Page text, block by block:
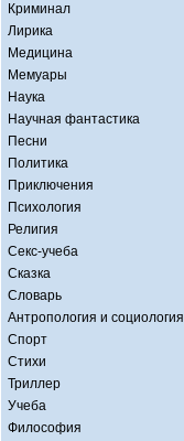
Криминал
Лирика
Медицина
Мемуары
Наука
Научная фантастика
Песни
Политика
Приключения
Психология
Религия
Секс-учеба
Сказка
Словарь
Антропология и социология
Спорт
Стихи
Триллер
Учеба
Философия